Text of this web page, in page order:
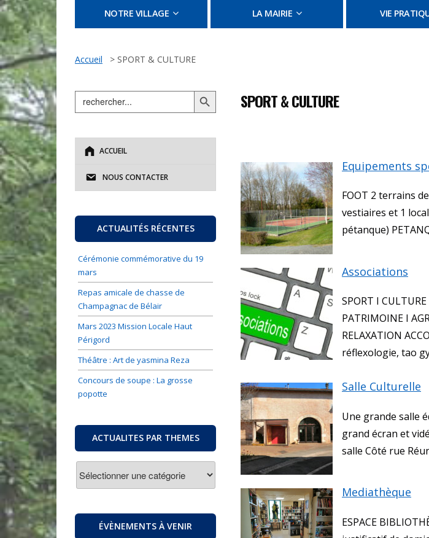
NOTRE VILLAGE LA MAIRIE VIE
Accueil > SPORT & CULTURE
Search Search Button
ACCUEIL
NOUS CONTACTER
ACTUALITÉS RÉCENTES
Cérémonie commémorative du 19
mars
Repas amicale de chasse de
Champagnac de Bélair
Mars 2023 Mission Locale Haut
Périgord
Théâtre : Art de yasmina Reza
Concours de soupe : La grosse
popotte
ACTUALITES PAR THEMES
PAR
ÉVÈNEMENTS À VENIR
SPORT & CULTURE
Equipements
FOOT 2 terrains
vestiaires et 1
pétanque)
Associations
SPORT I
PATRIMOINE I
RELAXATION
réflexologie, tao
Salle Culturelle
Une grande salle
grand écran et
salle Côté rue
Mediathèque
ESPACE